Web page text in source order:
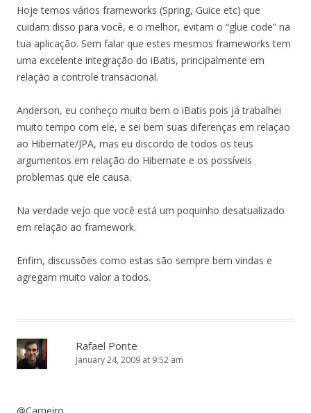
Hoje temos vários frameworks (Spring, Guice etc) que
cuidam disso para você, e o melhor, evitam o “glue code” na
tua aplicação. Sem falar que estes mesmos frameworks tem
uma excelente integração do iBatis, principalmente em
relação a controle transacional.
Anderson, eu conheço muito bem o iBatis pois já trabalhei
muito tempo com ele, e sei bem suas diferenças em relaçao
ao Hibernate/JPA, mas eu discordo de todos os teus
argumentos em relação do Hibernate e os possíveis
problemas que ele causa.
Na verdade vejo que você está um poquinho desatualizado
em relação ao framework.
Enfim, discussões como estas são sempre bem vindas e
agregam muito valor a todos.
Rafael Ponte
January 24, 2009 at 9:52 am